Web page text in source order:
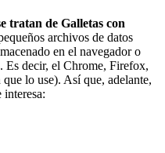
tratan de Galletas con
archivos de datos
en el navegador o
Es decir, el Chrome, Firefox,
lo use). Así que, adelante,
interesa: